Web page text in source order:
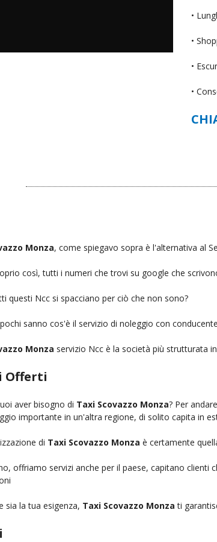
•
•
•
•
Monza, come spiegavo sopra è l'alternativa al
così, tutti i numeri che trovi su google che
questi Ncc si spacciano per ciò che non sono?
sanno cos'è il servizio di noleggio con
Monza servizio Ncc è la società più strutturata
Offerti
aver bisogno di Taxi Scovazzo Monza? Per
importante in un'altra regione, di solito capita in
di Taxi Scovazzo Monza è certamente
offriamo servizi anche per il paese, capitano clienti
sia la tua esigenza, Taxi Scovazzo Monza ti